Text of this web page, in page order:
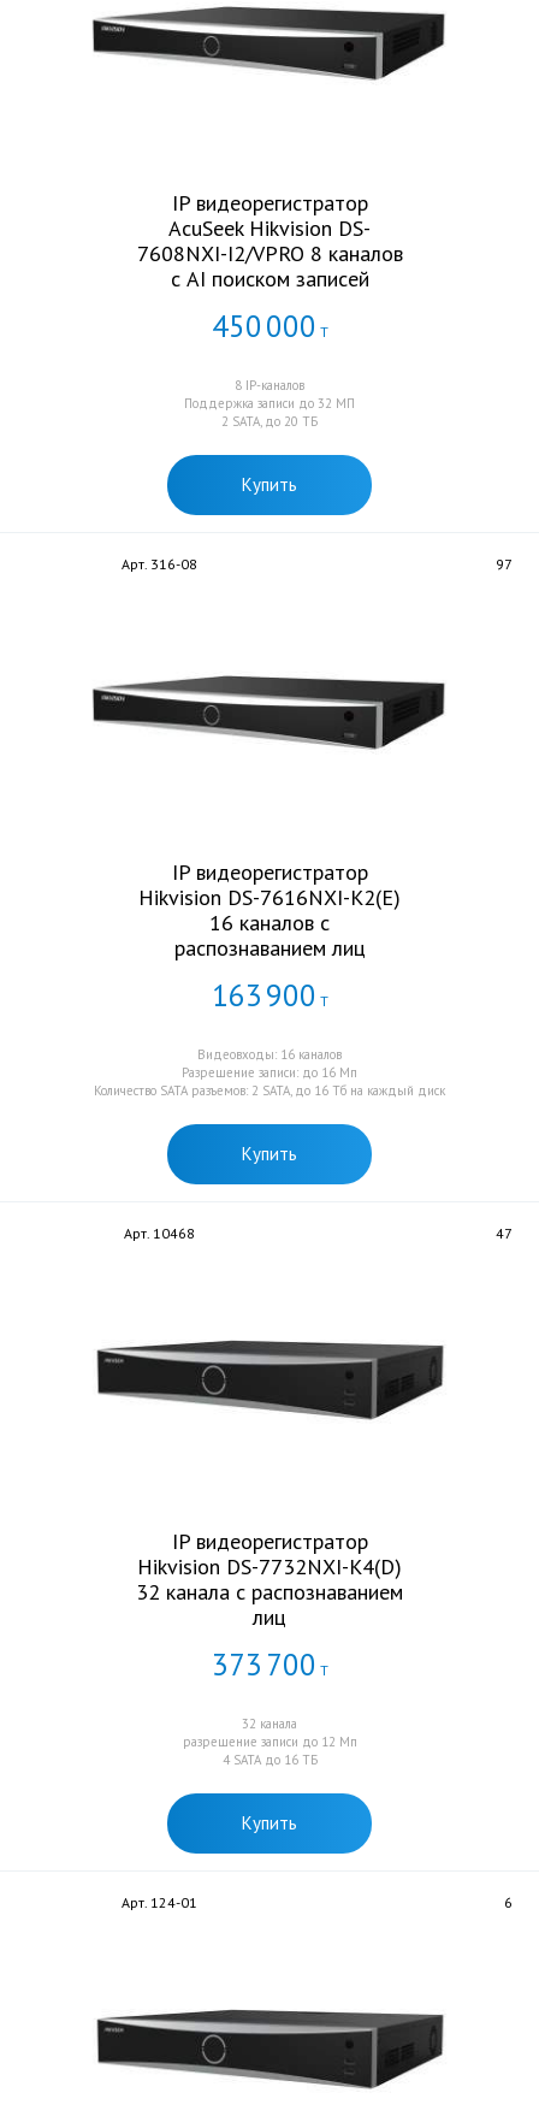
IP видеорегистратор
AcuSeek Hikvision DS-
7608NXI-I2/VPRO 8 каналов
с AI поиском записей
450000 Т
8 IP-каналов
Поддержка записи до 32 МП
2 SATA, до 20 ТБ
Купить
Арт. 316-08 97
IP видеорегистратор
Hikvision DS-7616NXI-K2(E)
16 каналов с
распознаванием лиц
163900 Т
Видеовходы: 16 каналов
Разрешение записи: до 16 Мп
Количество SATA разъемов: 2 SATA, до 16 Тб на каждый диск
Купить
Арт. 10468 47
IP видеорегистратор
Hikvision DS-7732NXI-K4(D)
32 канала с распознаванием
лиц
373 700 Т
32 канала
разрешение записи до 12 Мп
4 SATA до 16 TБ
Купить
Арт. 124-01 6